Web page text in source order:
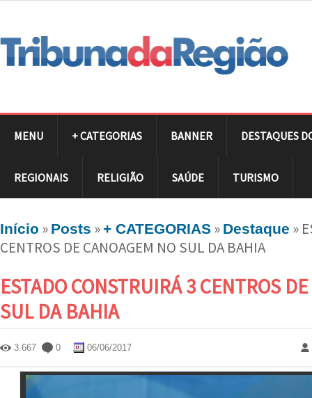
MENU + CATEGORIAS BANNER DESTAQUES
REGIONAIS RELIGIÃO SAÚDE TURISMO
Início » Posts »+ CATEGORIAS » Destaque »
CENTROS DE CANOAGEM NO SUL DA BAHIA
ESTADO CONSTRUIRÁ 3 CENTROS
SUL DA BAHIA
3.667 0 06/06/2017